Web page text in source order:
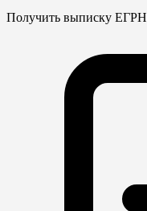
Получить выписку ЕГРН